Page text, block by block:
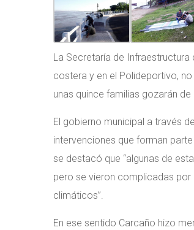
La Secretaría de
costera y en el Polideportivo,
unas quince familias gozarán
El gobierno municipal a través
intervenciones que forman
se destacó que “algunas de
pero se vieron complicadas
climáticos”.
En ese sentido Carcaño hizo